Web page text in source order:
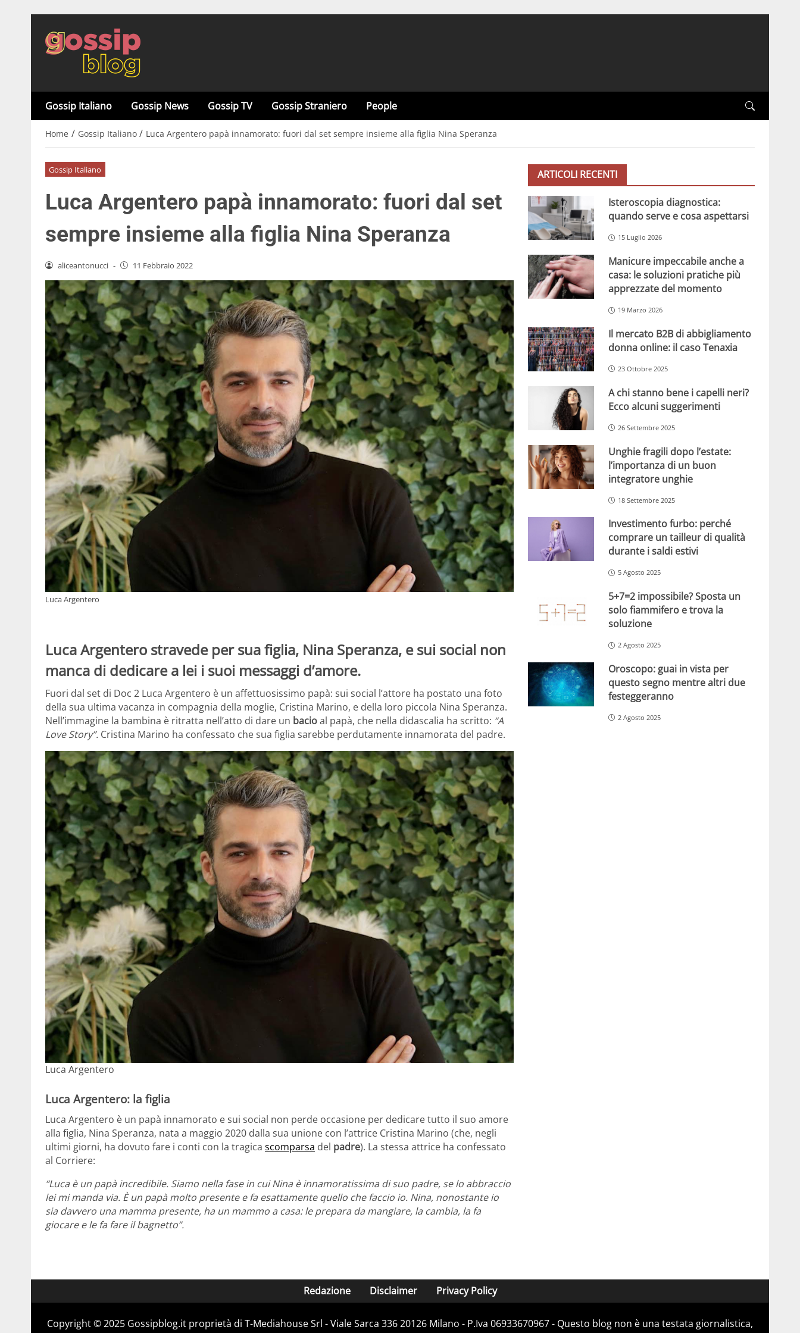
Gossip Italiano Gossip News Gossip TV Gossip Straniero People
Home / Gossip Italiano / Luca Argentero papà innamorato: fuori dal set sempre insieme alla figlia Nina Speranza
Gossip Italiano
Luca Argentero papà innamorato: fuori dal set
sempre insieme alla figlia Nina Speranza
aliceantonucci - 11 Febbraio 2022
Luca Argentero
Luca Argentero stravede per sua figlia, Nina Speranza, e sui social non
manca di dedicare a lei i suoi messaggi d’amore.
Fuori dal set di Doc 2 Luca Argentero è un affettuosissimo papà: sui social l’attore ha postato una foto
della sua ultima vacanza in compagnia della moglie, Cristina Marino, e della loro piccola Nina Speranza.
Nell’immagine la bambina è ritratta nell’atto di dare un bacioal papà, che nella didascalia ha scritto: “A
Love Story”. Cristina Marino ha confessato che sua figlia sarebbe perdutamente innamorata del padre.
Luca Argentero
Luca Argentero: la figlia
Luca Argentero è un papà innamorato e sui social non perde occasione per dedicare tutto il suo amore
alla figlia, Nina Speranza, nata a maggio 2020 dalla sua unione con l’attrice Cristina Marino (che, negli
ultimi giorni, ha dovuto fare i conti con la tragica scomparsa del padre). La stessa attrice ha confessato
al Corriere:
“Luca è un papà incredibile. Siamo nella fase in cui Nina è innamoratissima di suo padre, se lo abbraccio
lei mi manda via. È un papà molto presente e fa esattamente quello che faccio io. Nina, nonostante io
sia davvero una mamma presente, ha un mammo a casa: le prepara da mangiare, la cambia, la fa
giocare e le fa fare il bagnetto”.
ARTICOLI RECENTI
Isteroscopia diagnostica:
quando serve e cosa aspettarsi
15 Luglio 2026
Manicure impeccabile anche a
casa: le soluzioni pratiche più
apprezzate del momento
19 Marzo 2026
Il mercato B2B di abbigliamento
donna online: il caso Tenaxia
23 Ottobre 2025
A chi stanno bene i capelli neri?
Ecco alcuni suggerimenti
26 Settembre 2025
Unghie fragili dopo l’estate:
l’importanza di un buon
integratore unghie
18 Settembre 2025
Investimento furbo: perché
comprare un tailleur di qualità
durante i saldi estivi
5 Agosto 2025
5+7=2 impossibile? Sposta un
solo fiammifero e trova la
soluzione
2 Agosto 2025
Oroscopo: guai in vista per
questo segno mentre altri due
festeggeranno
2 Agosto 2025
Redazione Disclaimer Privacy Policy
Copyright © 2025 Gossipblog.it proprietà di T-Mediahouse Srl - Viale Sarca 336 20126 Milano - P.Iva 06933670967 - Questo blog non è una testata giornalistica,